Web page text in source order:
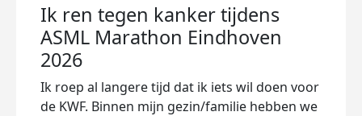
Ik ren tegen kanker tijdens
ASML Marathon Eindhoven
2026
Ik roep al langere tijd dat ik iets wil doen voor
de KWF. Binnen mijn gezin/familie hebben we